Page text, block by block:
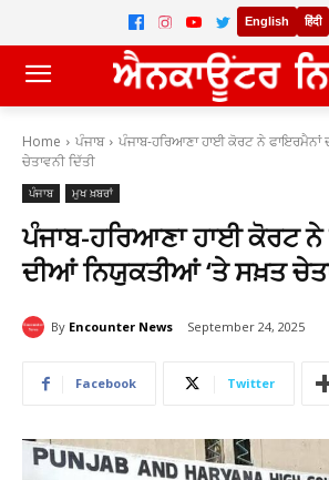
English हिंदी
Home ਪੰਜਾਬ
ਪੰਜਾਬ-ਹਰਿਆਣਾ ਹਾਈ ਕੋਰਟ ਨੇ
ਚੇਤਾਵਨੀ ਦਿੱਤੀ
ਪੰਜਾਬ ਮੁਖ ਖ਼ਬਰਾਂ
ਪੰਜਾਬ-ਹਰਿਆਣਾ ਹਾਈ ਕੋਰਟ ਨੇ
ਦੀਆਂ ਨਿਯੁਕਤੀਆਂ ‘ਤੇ ਸਖ਼ਤ
By Encounter News September 24, 2025
Facebook Twitter